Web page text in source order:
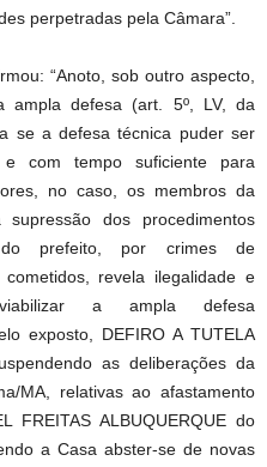
perpetradas pela Câmara”.
“Anoto, sob outro aspecto,
ampla defesa (art. 5º, LV, da
se a defesa técnica puder ser
com tempo suficiente para
no caso, os membros da
dos procedimentos
do prefeito, por crimes de
cometidos, revela ilegalidade e
a ampla defesa
exposto, DEFIRO A TUTELA
as deliberações da
MA, relativas ao afastamento
FREITAS ALBUQUERQUE do
a Casa abster-se de novas